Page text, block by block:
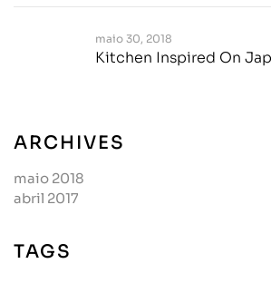
maio 30, 2018
Kitchen Inspired On
ARCHIVES
maio 2018
abril 2017
TAGS